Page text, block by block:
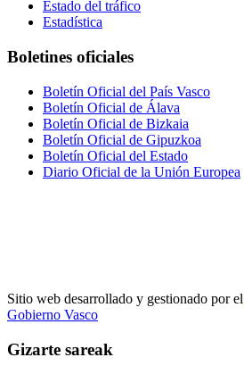
Estado del tráfico
Estadística
Boletines oficiales
Boletín Oficial del País Vasco
Boletín Oficial de Álava
Boletín Oficial de Bizkaia
Boletín Oficial de Gipuzkoa
Boletín Oficial del Estado
Diario Oficial de la Unión Europea
Sitio web desarrollado y gestionado por el
Gobierno Vasco
Gizarte sareak